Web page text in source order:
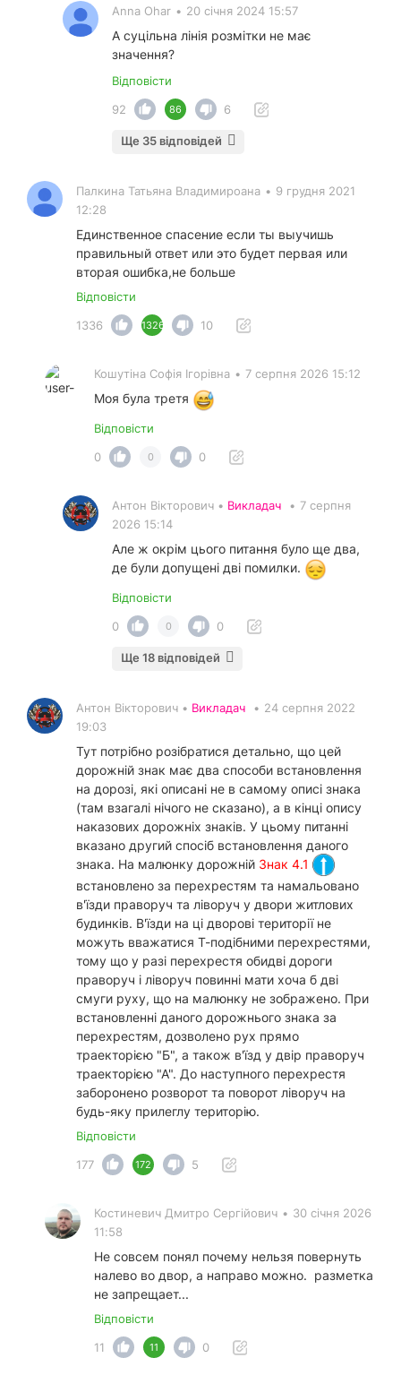
Anna Ohar • 20 січня 2024 15:57
А суцільна лінія розмітки не має
значення?
Відповісти
92
86 6
Ще 35 відповідей
Палкина Татьяна Владимироана • 9 грудня 2021
12:28
Единственное спасение если ты выучишь
правильный ответ или это будет первая или
вторая ошибка,не больше
Відповісти
1336
1326 10
Кошутіна Софія Ігорівна • 7 серпня 2026 15:12
Моя була третя
Відповісти
0
0 0
Антон Вікторович • Викладач • 7 серпня
2026 15:14
Але ж окрім цього питання було ще два,
де були допущені дві помилки.
Відповісти
0
0 0
Ще 18 відповідей
Антон Вікторович • Викладач • 24 серпня 2022
19:03
Тут потрібно розібратися детально, що цей
дорожній знак має два способи встановлення
на дорозі, які описані не в самому описі знака
(там взагалі нічого не сказано), а в кінці опису
наказових дорожніх знаків. У цьому питанні
вказано другий спосіб встановлення даного
знака. На малюнку дорожній Знак 4.1
встановлено за перехрестям та намальовано
в'їзди праворуч та ліворуч у двори житлових
будинків. В'їзди на ці дворові території не
можуть вважатися Т-подібними перехрестями,
тому що у разі перехрестя обидві дороги
праворуч і ліворуч повинні мати хоча б дві
смуги руху, що на малюнку не зображено. При
встановленні даного дорожнього знака за
перехрестям, дозволено рух прямо
траекторією "Б", а також в'їзд у двір праворуч
траекторією "А". До наступного перехрестя
заборонено розворот та поворот ліворуч на
будь-яку прилеглу територію.
Відповісти
177
172 5
Костиневич Дмитро Сергійович • 30 січня 2026
11:58
Не совсем понял почему нельзя повернуть
налево во двор, а направо можно. разметка
не запрещает...
Відповісти
11
11 0